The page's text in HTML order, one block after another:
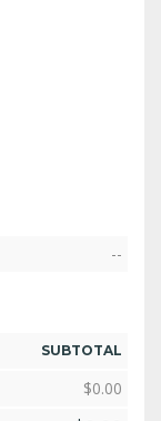
--
SUBTOTAL
$0.00